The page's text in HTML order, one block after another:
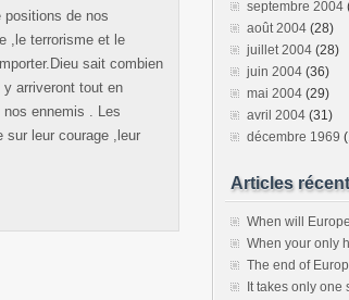
de nos
,le terrorisme et le
sait combien
arriveront tout en
ennemis . Les
sur leur courage ,leur
septembre 2004
août 2004 (28)
juillet 2004 (28)
juin 2004 (36)
mai 2004 (29)
avril 2004 (31)
décembre 1969
Articles
When will
When your only
The end of
It takes only one